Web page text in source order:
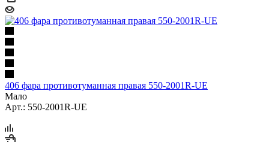
406 фара противотуманная правая 550-2001R-UE
Мало
Арт.: 550-2001R-UE